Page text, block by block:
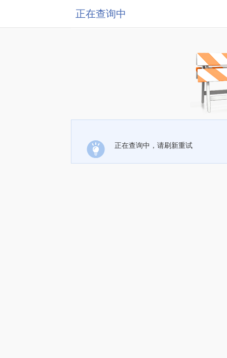
正在查询中
正在查询中，请刷新重试